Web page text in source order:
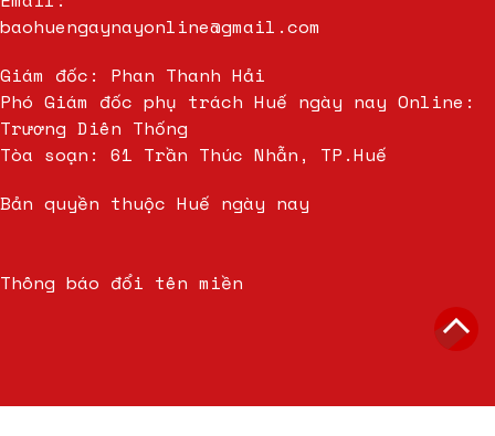
baohuengaynayonline@gmail.com
Giám đốc: Phan Thanh Hải
Phó Giám đốc phụ trách Huế ngày nay Online:
Trương Diên Thống
Tòa soạn: 61 Trần Thúc Nhẫn, TP.Huế
Bản quyền thuộc Huế ngày nay
Thông báo đổi tên miền